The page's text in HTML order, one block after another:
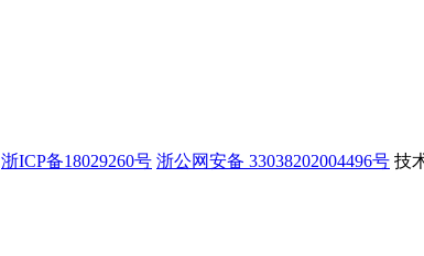
浙ICP备18029260号 浙公网安备 33038202004496号 技